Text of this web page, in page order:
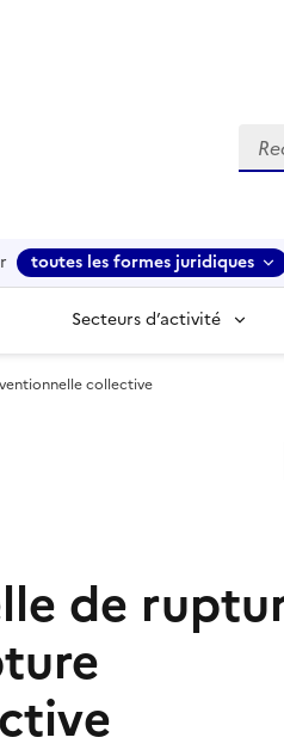
toutes les formes juridiques
Secteurs d’activité
collective
de